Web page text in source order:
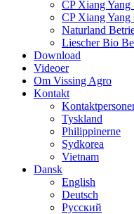
CP Xiang
CP Xiang Yang
Naturland
Liescher Bio
Download
Videoer
Om Vissing Agro
Kontakt
Tyskland
Philippinerne
Sydkorea
Vietnam
Dansk
English
Deutsch
Русский